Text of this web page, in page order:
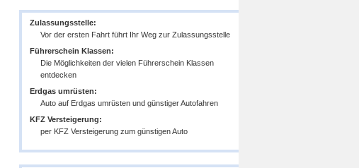
Zulassungsstelle:
Vor der ersten Fahrt führt Ihr Weg zur Zulassungsstelle
Führerschein Klassen:
Die Möglichkeiten der vielen Führerschein Klassen
entdecken
Erdgas umrüsten:
Auto auf Erdgas umrüsten und günstiger Autofahren
KFZ Versteigerung:
per KFZ Versteigerung zum günstigen Auto